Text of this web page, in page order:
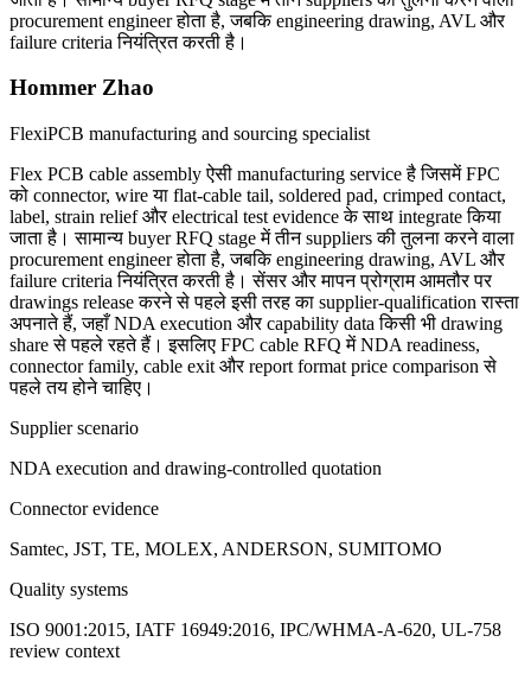
procurement engineer होता है, जबकि engineering drawing, AVL और
failure criteria नियंत्रित करती है।
Hommer Zhao
FlexiPCB manufacturing and sourcing specialist
Flex PCB cable assembly ऐसी manufacturing service है जिसमें FPC
को connector, wire या flat-cable tail, soldered pad, crimped contact,
label, strain relief और electrical test evidence के साथ integrate किया
जाता है। सामान्य buyer RFQ stage में तीन suppliers की तुलना करने वाला
procurement engineer होता है, जबकि engineering drawing, AVL और
failure criteria नियंत्रित करती है। सेंसर और मापन प्रोग्राम आमतौर पर
drawings release करने से पहले इसी तरह का supplier-qualification रास्ता
अपनाते हैं, जहाँ NDA execution और capability data किसी भी drawing
share से पहले रहते हैं। इसलिए FPC cable RFQ में NDA readiness,
connector family, cable exit और report format price comparison से
पहले तय होने चाहिए।
Supplier scenario
NDA execution and drawing-controlled quotation
Connector evidence
Samtec, JST, TE, MOLEX, ANDERSON, SUMITOMO
Quality systems
ISO 9001:2015, IATF 16949:2016, IPC/WHMA-A-620, UL-758
review context